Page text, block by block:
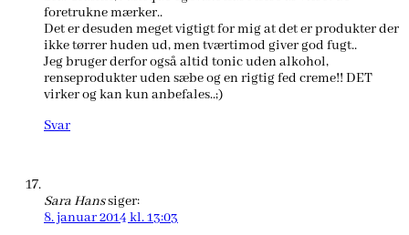
foretrukne mærker..
Det er desuden meget vigtigt for mig at det er produkter der
ikke tørrer huden ud, men tværtimod giver god fugt..
Jeg bruger derfor også altid tonic uden alkohol,
renseprodukter uden sæbe og en rigtig fed creme!! DET
virker og kan kun anbefales..;)
Svar
Sara Hanssiger:
8. januar 2014 kl. 13:03